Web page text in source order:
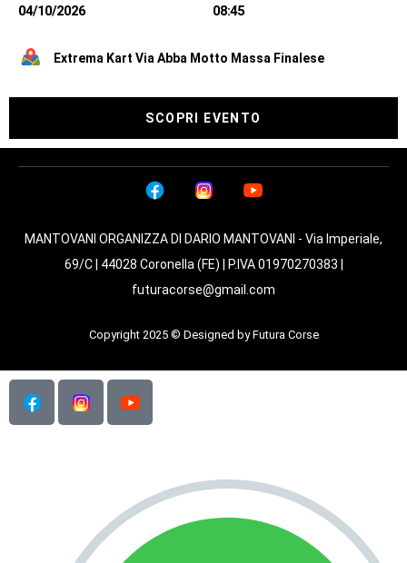
04/10/2026 08:45
Extrema Kart Via Abba Motto Massa Finalese
SCOPRI EVENTO
MANTOVANI ORGANIZZA DI DARIO MANTOVANI - Via Imperiale,
69/C | 44028 Coronella (FE) | P.IVA 01970270383 |
futuracorse@gmail.com
Copyright 2025 © Designed by Futura Corse